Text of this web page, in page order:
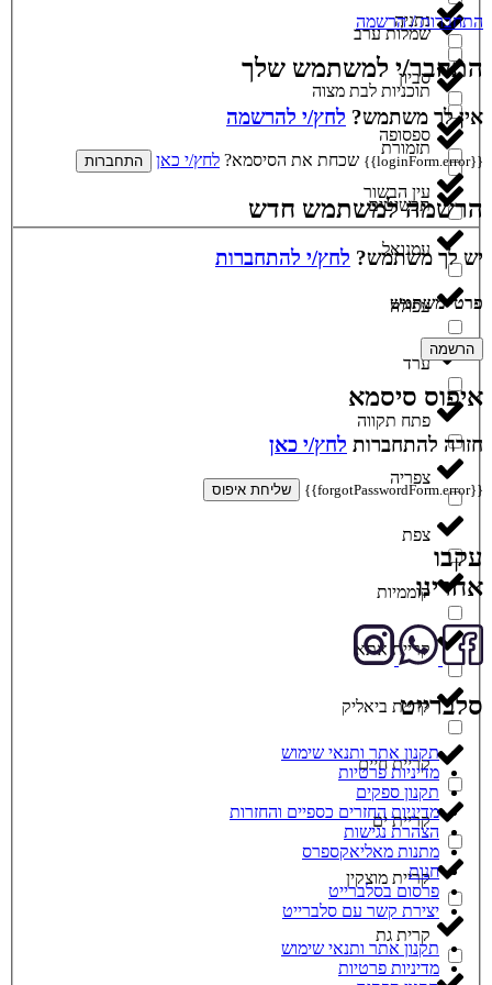
שמלות ערב
תוכניות לבת מצוה
תזמורת
תכשיטים
נתניה
סביון
ספסופה
עין הבשור
עמנואל
עפולה
ערד
פתח תקווה
צפריה
צפת
קוממיות
קריית אתא
קריית ביאליק
קריית חיים
קריית ים
קריית מוצקין
קרית גת
התחברות / הרשמה
התחבר/י למשתמש שלך
אין לך משתמש? לחץ/י להרשמה
{{loginForm.error}} שכחת את הסיסמא? לחץ/י כאן התחברות
הרשמה למשתמש חדש
יש לך משתמש? לחץ/י להתחברות
פרטי משתמש
הרשמה
איפוס סיסמא
חזרה להתחברות לחץ/י כאן
{{forgotPasswordForm.error}} שליחת איפוס
עקבו
אחרינו
סלברייט
תקנון אתר ותנאי שימוש
מדיניות פרטיות
תקנון ספקים
מדיניות החזרים כספיים והחזרות
הצהרת נגישות
מתנות מאליאקספרס
חנות
פרסום בסלברייט
יצירת קשר עם סלברייט
תקנון אתר ותנאי שימוש
מדיניות פרטיות